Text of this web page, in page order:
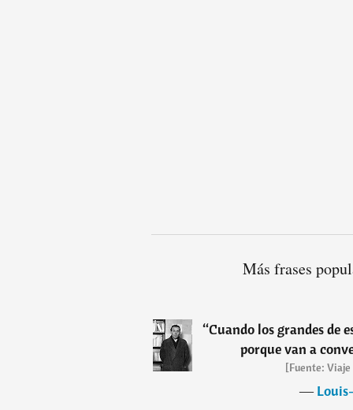
Más frases
“Cuando los grandes de
porque van a
[Fuente:
―